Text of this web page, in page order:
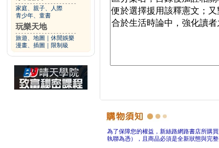
家庭、親子、人際
青少年、童書
玩樂天地
旅遊、地圖
休閒娛樂
漫畫、插圖
限制級
為了保障您的權益，新絲路網路書店所購
執聯為憑），且商品必須是全新狀態與完